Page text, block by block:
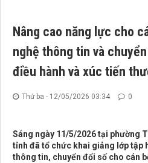
Nâng cao năng lực cho
nghệ thông tin và
điều hành và xúc tiến
Thứ ba - 12/05/2026 03:34 0
Sáng ngày 11/5/2026 tại phường
tỉnh đã tổ chức khai giảng lớp tập
thông tin, chuyển đổi số cho cán